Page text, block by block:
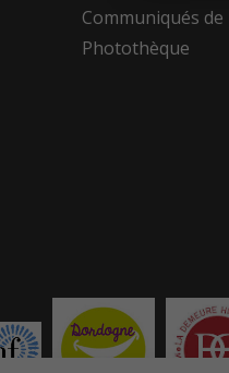
Communiqués de
Photothèque